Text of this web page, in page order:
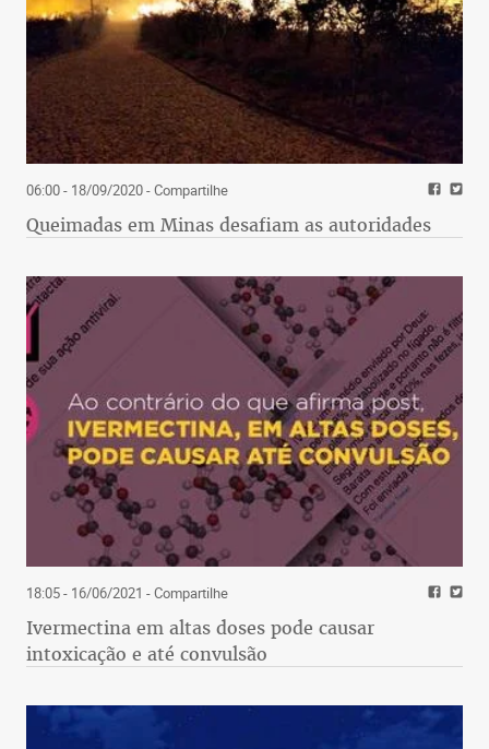
06:00 - 18/09/2020- Compartilhe
Queimadas em Minas desafiam as autoridades
18:05 - 16/06/2021 - Compartilhe
Ivermectina em altas doses pode causar
intoxicação e até convulsão